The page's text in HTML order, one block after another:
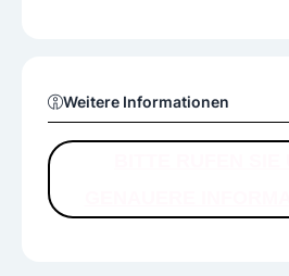
Weitere Informationen